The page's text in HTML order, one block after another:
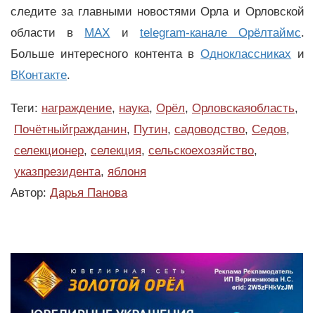
следите за главными новостями Орла и Орловской
области в MAX и telegram-канале Орёлтаймс.
Больше интересного контента вОдноклассниках и
ВКонтакте.
Теги: награждение, наука, Орёл, Орловскаяобласть,
Почётныйгражданин, Путин, садоводство, Седов,
селекционер, селекция, сельскоехозяйство,
указпрезидента, яблоня
Автор: Дарья Панова